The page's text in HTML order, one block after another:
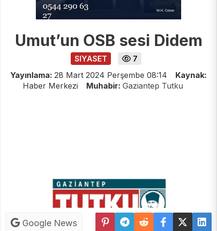
Umut’un OSB sesi Didem
SIYASET
7
Yayınlama: 28 Mart 2024 Perşembe 08:14
Kaynak:
Haber Merkezi
Muhabir: Gaziantep Tutku
Google News